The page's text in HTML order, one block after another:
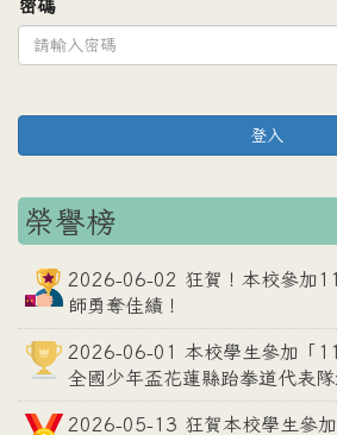
密碼
登入
榮譽榜
2026-06-02 狂賀！本校參加
師勇奪佳績！
2026-06-01 本校學生參加「
全國少年盃花蓮縣跆拳道代表
2026-05-13 狂賀本校學生參